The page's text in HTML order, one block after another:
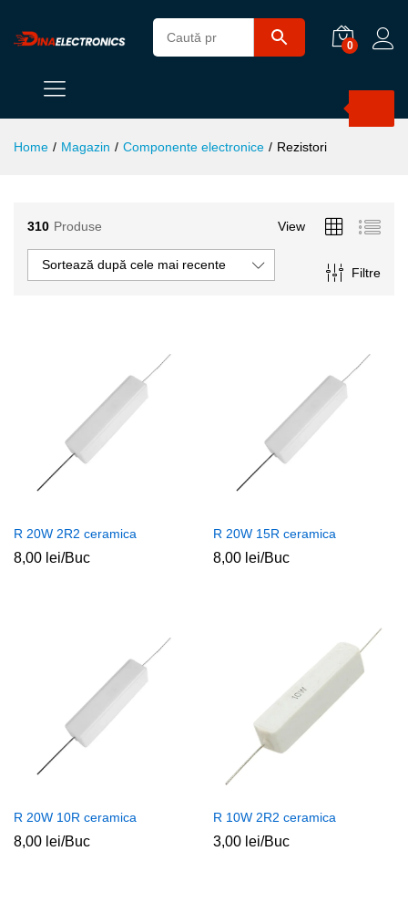
0
Home / Magazin / Componente electronice / Rezistori
310 Produse View
Filtre
Sortează după cele mai recente
R 20W 2R2 ceramica
8,00 lei/Buc
R 20W 15R ceramica
8,00 lei/Buc
R 20W 10R ceramica
8,00 lei/Buc
R 10W 2R2 ceramica
3,00 lei/Buc